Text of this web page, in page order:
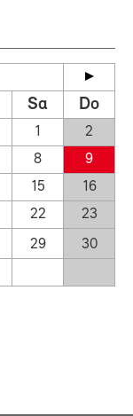
Sa Do
1
2
8
9
15
16
22
23
29
30